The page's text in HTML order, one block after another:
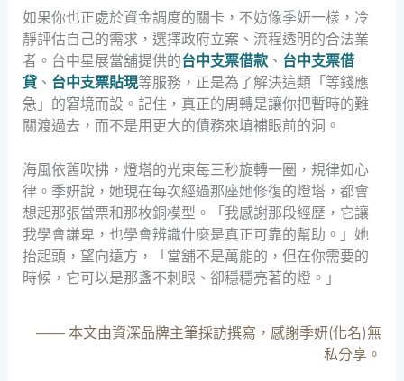
如果你也正處於資金調度的關卡，不妨像季妍一樣，冷
靜評估自己的需求，選擇政府立案、流程透明的合法業
者。台中星展當舖提供的台中支票借款、 台中支票借
貸、 台中支票貼現等服務，正是為了解決這類「等錢應
急」的窘境而設。記住，真正的周轉是讓你把暫時的難
關渡過去，而不是用更大的債務來填補眼前的洞。
海風依舊吹拂，燈塔的光束每三秒旋轉一圈，規律如心
律。季妍說，她現在每次經過那座她修復的燈塔，都會
想起那張當票和那枚銅模型。「我感謝那段經歷，它讓
我學會謙卑，也學會辨識什麼是真正可靠的幫助。」她
抬起頭，望向遠方，「當舖不是萬能的，但在你需要的
時候，它可以是那盞不刺眼、卻穩穩亮著的燈。」
—— 本文由資深品牌主筆採訪撰寫，感謝季妍(化名)無
私分享。